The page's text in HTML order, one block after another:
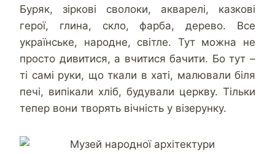
Буряк, зіркові сволоки, акварелі, казкові
герої, глина, скло, фарба, дерево. Все
українське, народне, світле. Тут можна не
просто дивитися, а вчитися бачити. Бо тут –
ті самі руки, що ткали в хаті, малювали біля
печі, випікали хліб, будували церкву. Тільки
тепер вони творять вічність у візерунку.